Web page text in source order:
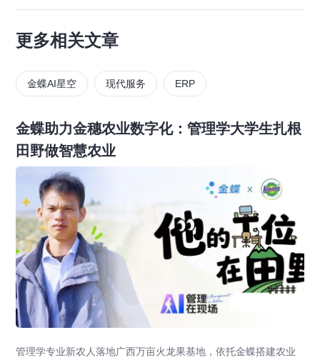
更多相关文章
金蝶AI星空 现代服务 ERP
金蝶助力金穗农业数字化：管理学大学生扎根
田野做智慧农业
管理学专业新农人落地广西万亩火龙果基地，依托金蝶搭建农业